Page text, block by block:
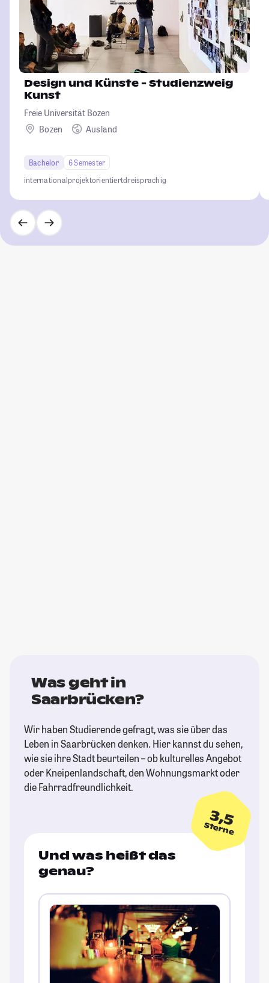
Design und Künste - Studienzweig
Kunst
Freie Universität Bozen
Bozen
Ausland
Bachelor
6 Semester
internationalprojektorientiertdreisprachig
Was geht in
Saarbrücken?
Wir haben Studierende gefragt, was sie über das
Leben in Saarbrücken denken. Hier kannst du sehen,
wie sie ihre Stadt beurteilen – ob kulturelles Angebot
oder Kneipenlandschaft, den Wohnungsmarkt oder
die Fahrradfreundlichkeit.
3,5
Sterne
Und was heißt das
genau?